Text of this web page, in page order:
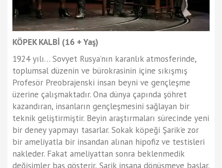
KÖPEK KALBİ (16 + Yaş)
1924 yılı… Sovyet Rusya’nın karanlık atmosferinde,
toplumsal düzenin ve bürokrasinin içine sıkışmış
Profesör Preobrajenski insan beyni ve gençleşme
üzerine çalışmaktadır. Ona dünya çapında şöhret
kazandıran, insanların gençleşmesini sağlayan bir
teknik geliştirmiştir. Beyin araştırmaları sürecinde yeni
bir deney yapmayı tasarlar. Sokak köpeği Şarik’e zor
bir ameliyatla bir insandan alınan hipofiz ve testisleri
nakleder. Fakat ameliyattan sonra beklenmedik
değişimler baş gösterir, Şarik insana dönüşmeye başlar.